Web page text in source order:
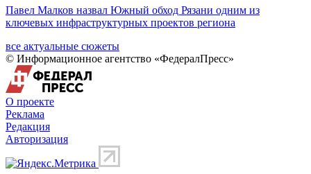
Павел Малков назвал Южный обход Рязани одним из
ключевых инфраструктурных проектов региона
все актуальные сюжеты
© Информационное агентство «ФедералПресс»
О проекте
Реклама
Редакция
Авторизация